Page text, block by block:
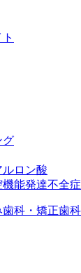
グ
ロン酸
能発達不全症